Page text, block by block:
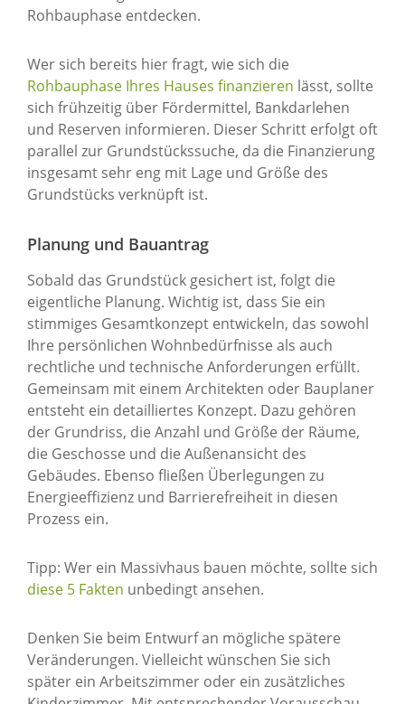
Rohbauphase entdecken.
Wer sich bereits hier fragt, wie sich die
Rohbauphase Ihres Hauses finanzieren lässt, sollte
sich frühzeitig über Fördermittel, Bankdarlehen
und Reserven informieren. Dieser Schritt erfolgt oft
parallel zur Grundstückssuche, da die Finanzierung
insgesamt sehr eng mit Lage und Größe des
Grundstücks verknüpft ist.
Planung und Bauantrag
Sobald das Grundstück gesichert ist, folgt die
eigentliche Planung. Wichtig ist, dass Sie ein
stimmiges Gesamtkonzept entwickeln, das sowohl
Ihre persönlichen Wohnbedürfnisse als auch
rechtliche und technische Anforderungen erfüllt.
Gemeinsam mit einem Architekten oder Bauplaner
entsteht ein detailliertes Konzept. Dazu gehören
der Grundriss, die Anzahl und Größe der Räume,
die Geschosse und die Außenansicht des
Gebäudes. Ebenso fließen Überlegungen zu
Energieeffizienz und Barrierefreiheit in diesen
Prozess ein.
Tipp: Wer ein Massivhaus bauen möchte, sollte sich
diese 5 Fakten unbedingt ansehen.
Denken Sie beim Entwurf an mögliche spätere
Veränderungen. Vielleicht wünschen Sie sich
später ein Arbeitszimmer oder ein zusätzliches